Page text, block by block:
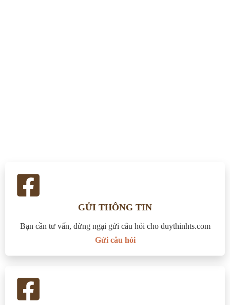
GỬI THÔNG TIN
Bạn cần tư vấn, đừng ngại gửi câu hỏi cho duythinhts.com
Gửi câu hỏi